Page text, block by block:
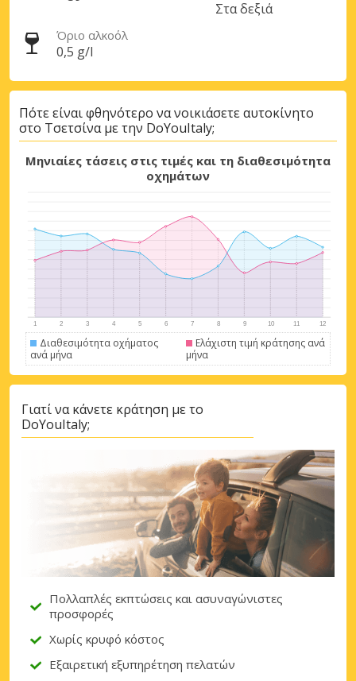
Μεγάλες εξοικονομήσεις
Αποκτήστε πρόσβαση σε αποκλειστικές
προσφορές συνεργατών
Σύνδεση με eLink
Στα δεξιά
Όριο αλκοόλ
0,5 g/l
Πότε είναι φθηνότερο να νοικιάσετε αυτοκίνητο
στο Τσετσίνα με την DoYouItaly;
Μηνιαίες τάσεις στις τιμές και τη διαθεσιμότητα
οχημάτων
Διαθεσιμότητα οχήματος
ανά μήνα
Ελάχιστη τιμή κράτησης ανά
μήνα
Γιατί να κάνετε κράτηση με το
DoYouItaly;
Πολλαπλές εκπτώσεις και ασυναγώνιστες
προσφορές
Χωρίς κρυφό κόστος
Εξαιρετική εξυπηρέτηση πελατών